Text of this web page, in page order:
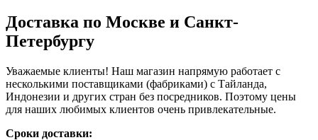
Доставка по Москве и Санкт-
Петербургу
Уважаемые клиенты! Наш магазин напрямую работает с
несколькими поставщиками (фабриками) с Тайланда,
Индонезии и других стран без посредников. Поэтому цены
для наших любимых клиентов очень привлекательные.
Сроки доставки: